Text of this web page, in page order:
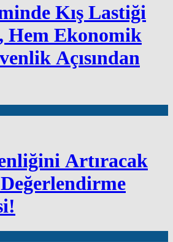
Kış Lastiği
Hem Ekonomik
Açısından
Artıracak